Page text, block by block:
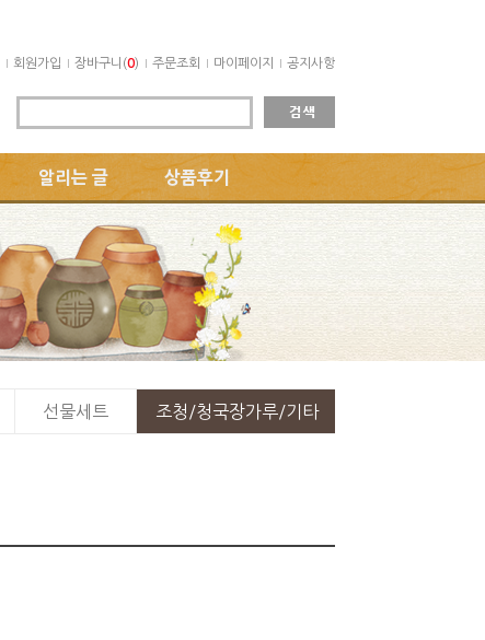
회원가입 장바구니(0) 주문조회 마이페이지 공지사항
알리는 글 상품후기
선물세트 조청/청국장가루/기타